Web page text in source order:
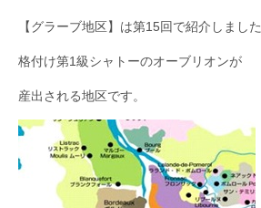
【グラーブ地区】は第15回で紹介しました
格付け第1級シャトーのオーブリオンが
産出される地区です。